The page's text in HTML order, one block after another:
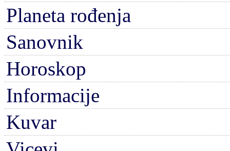
Planeta rođenja
Sanovnik
Horoskop
Informacije
Kuvar